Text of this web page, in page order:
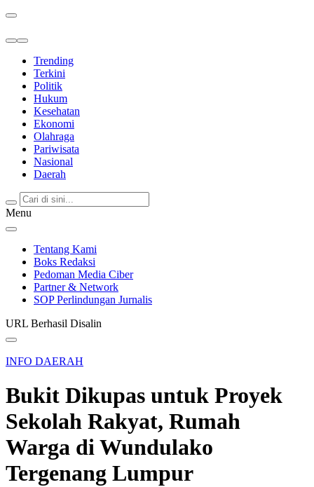
Trending
Terkini
Politik
Hukum
Kesehatan
Ekonomi
Olahraga
Pariwisata
Nasional
Daerah
Menu
Tentang Kami
Boks Redaksi
Pedoman Media Ciber
Partner & Network
SOP Perlindungan Jurnalis
URL Berhasil Disalin
INFO DAERAH
Bukit Dikupas untuk Proyek
Sekolah Rakyat, Rumah
Warga di Wundulako
Tergenang Lumpur